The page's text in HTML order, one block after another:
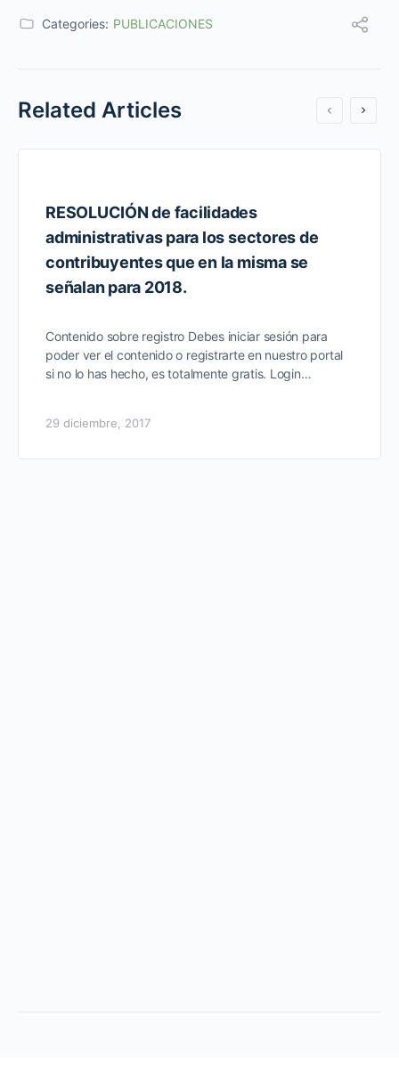
Categories: PUBLICACIONES
Related Articles
RESOLUCIÓN de facilidades
administrativas para los sectores de
contribuyentes que en la misma se
señalan para 2018.
Contenido sobre registro Debes iniciar sesión para
poder ver el contenido o registrarte en nuestro portal
si no lo has hecho, es totalmente gratis. Login…
29 diciembre, 2017